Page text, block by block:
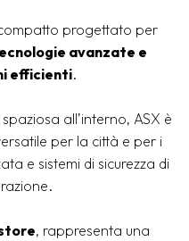
progettato per
avanzate e
efficienti.
all’interno, ASX è
per la città e per i
e sistemi di sicurezza di
, rappresenta una